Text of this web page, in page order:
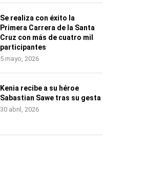
Se realiza con éxito la
Primera Carrera de la Santa
Cruz con más de cuatro mil
participantes
5 mayo, 2026
Kenia recibe a su héroe
Sabastian Sawe tras su gesta
30 abril, 2026